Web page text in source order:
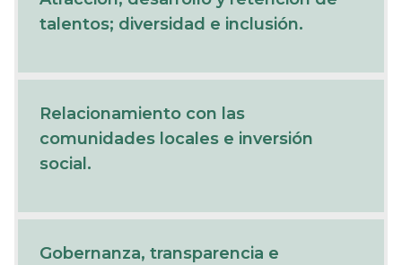
talentos; diversidad e inclusión.
Relacionamiento con las
comunidades locales e inversión
social.
Gobernanza, transparencia e